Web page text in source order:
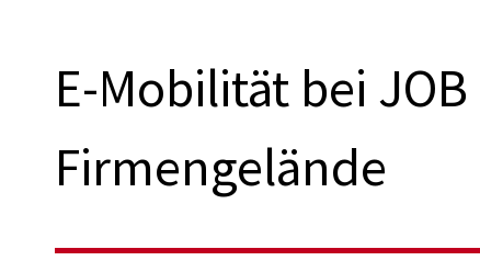
E-Mobilität bei
Firmengelände